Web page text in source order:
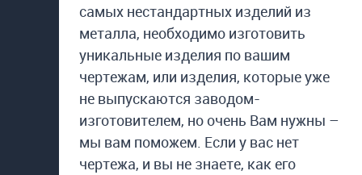
самых нестандартных изделий из
металла, необходимо изготовить
уникальные изделия по вашим
чертежам, или изделия, которые уже
не выпускаются заводом-
изготовителем, но очень Вам нужны –
мы вам поможем. Если у вас нет
чертежа, и вы не знаете, как его